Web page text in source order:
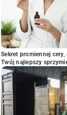
Sekret promiennej
Twój najlepszy